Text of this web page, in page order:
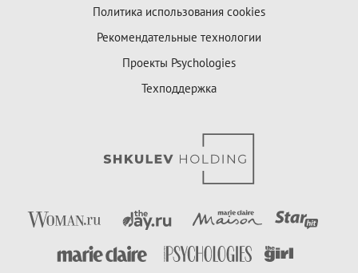
Политика использования cookies
Рекомендательные технологии
Проекты Psychologies
Техподдержка